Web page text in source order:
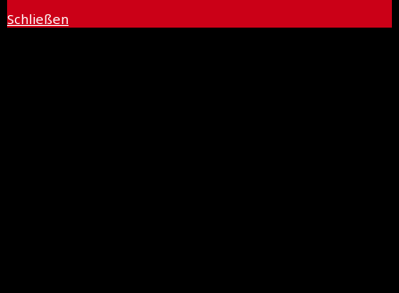
Schließen